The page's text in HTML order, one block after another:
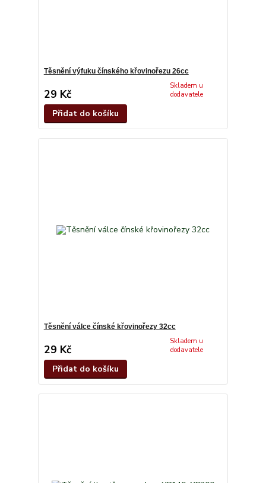
Těsnění výfuku čínského křovinořezu 26cc
29 Kč
Skladem u
dodavatele
Přidat do košíku
Těsnění válce čínské křovinořezy 32cc
29 Kč
Skladem u
dodavatele
Přidat do košíku